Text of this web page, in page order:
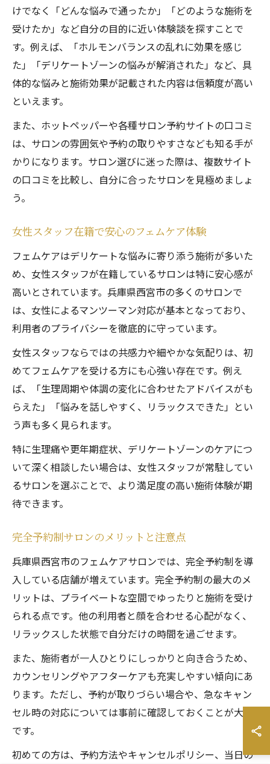
けでなく「どんな悩みで通ったか」「どのような施術を
受けたか」など自分の目的に近い体験談を探すことで
す。例えば、「ホルモンバランスの乱れに効果を感じ
た」「デリケートゾーンの悩みが解消された」など、具
体的な悩みと施術効果が記載された内容は信頼度が高い
といえます。
また、ホットペッパーや各種サロン予約サイトの口コミ
は、サロンの雰囲気や予約の取りやすさなども知る手が
かりになります。サロン選びに迷った際は、複数サイト
の口コミを比較し、自分に合ったサロンを見極めましょ
う。
女性スタッフ在籍で安心のフェムケア体験
フェムケアはデリケートな悩みに寄り添う施術が多いた
め、女性スタッフが在籍しているサロンは特に安心感が
高いとされています。兵庫県西宮市の多くのサロンで
は、女性によるマンツーマン対応が基本となっており、
利用者のプライバシーを徹底的に守っています。
女性スタッフならではの共感力や細やかな気配りは、初
めてフェムケアを受ける方にも心強い存在です。例え
ば、「生理周期や体調の変化に合わせたアドバイスがも
らえた」「悩みを話しやすく、リラックスできた」とい
う声も多く見られます。
特に生理痛や更年期症状、デリケートゾーンのケアにつ
いて深く相談したい場合は、女性スタッフが常駐してい
るサロンを選ぶことで、より満足度の高い施術体験が期
待できます。
完全予約制サロンのメリットと注意点
兵庫県西宮市のフェムケアサロンでは、完全予約制を導
入している店舗が増えています。完全予約制の最大のメ
リットは、プライベートな空間でゆったりと施術を受け
られる点です。他の利用者と顔を合わせる心配がなく、
リラックスした状態で自分だけの時間を過ごせます。
また、施術者が一人ひとりにしっかりと向き合うため、
カウンセリングやアフターケアも充実しやすい傾向にあ
ります。ただし、予約が取りづらい場合や、急なキャン
セル時の対応については事前に確認しておくことが大切
です。
初めての方は、予約方法やキャンセルポリシー、当日の